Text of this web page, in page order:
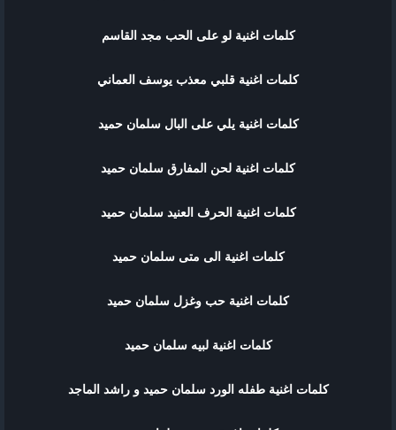
كلمات اغنية لو على الحب مجد القاسم
كلمات اغنية قلبي معذب يوسف العماني
كلمات اغنية يلي على البال سلمان حميد
كلمات اغنية لحن المفارق سلمان حميد
كلمات اغنية الحرف العنيد سلمان حميد
كلمات اغنية الى متى سلمان حميد
كلمات اغنية حب وغزل سلمان حميد
كلمات اغنية لبيه سلمان حميد
كلمات اغنية طفله الورد سلمان حميد و راشد الماجد